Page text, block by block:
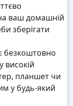
ваш домашній
зберігати
безкоштовно
високій
планшет чи
у будь-який